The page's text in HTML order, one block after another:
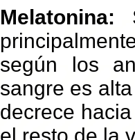
Melatonina:
según los
sangre es
decrece